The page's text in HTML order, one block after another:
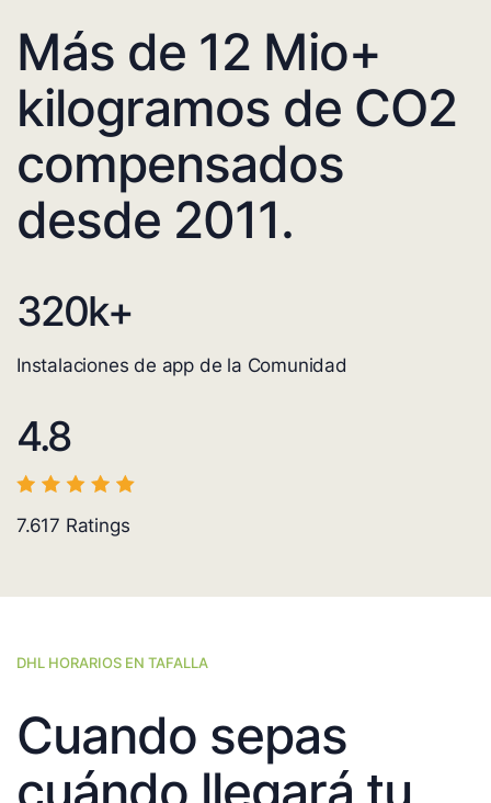
Más de 12 Mio+
kilogramos de CO2
compensados
desde 2011.
320k+
Instalaciones de app de la Comunidad
4.8
7.617 Ratings
DHL HORARIOS EN TAFALLA
Cuando sepas